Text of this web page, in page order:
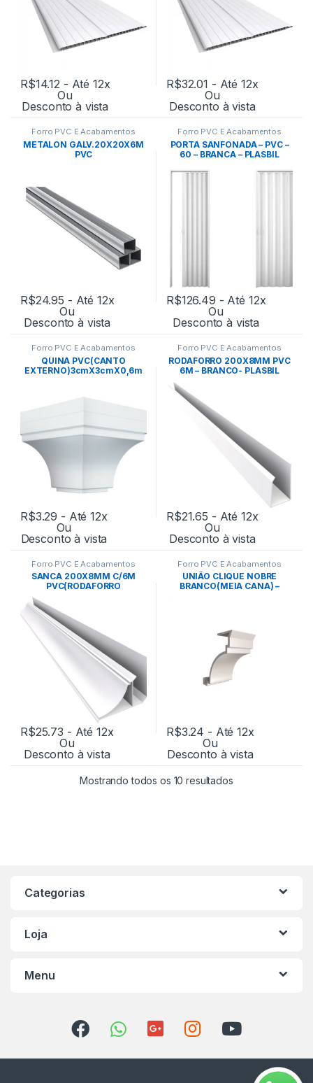
R$14.12 - Até 12x
Ou
Desconto à vista
R$32.01 - Até 12x
Ou
Desconto à vista
Forro PVC E Acabamentos
METALON GALV.20X20X6M
PVC
R$24.95 - Até 12x
Ou
Desconto à vista
Forro PVC E Acabamentos
PORTA SANFONADA – PVC –
60 – BRANCA – PLASBIL
R$126.49 - Até 12x
Ou
Desconto à vista
Forro PVC E Acabamentos
QUINA PVC(CANTO
EXTERNO)3cmX3cmX0,6m
R$3.29 - Até 12x
Ou
Desconto à vista
Forro PVC E Acabamentos
RODAFORRO 200X8MM PVC
6M – BRANCO- PLASBIL
R$21.65 - Até 12x
Ou
Desconto à vista
Forro PVC E Acabamentos
SANCA 200X8MM C/6M
PVC(RODAFORRO
ACABAMENTO NOBRE)-
R$25.73 - Até 12x
Ou
Desconto à vista
Forro PVC E Acabamentos
UNIÃO CLIQUE NOBRE
BRANCO(MEIA CANA) –
R$3.24 - Até 12x
Ou
Desconto à vista
Mostrando todos os 10 resultados
Categorias
Loja
Menu